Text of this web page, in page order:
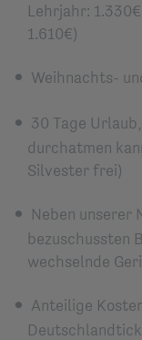
Lehrjahr:
1.610€)
Weihnachts-
30 Tage
durchatmen
Silvester frei)
Neben unserer
bezuschussten
wechselnde
Anteilige